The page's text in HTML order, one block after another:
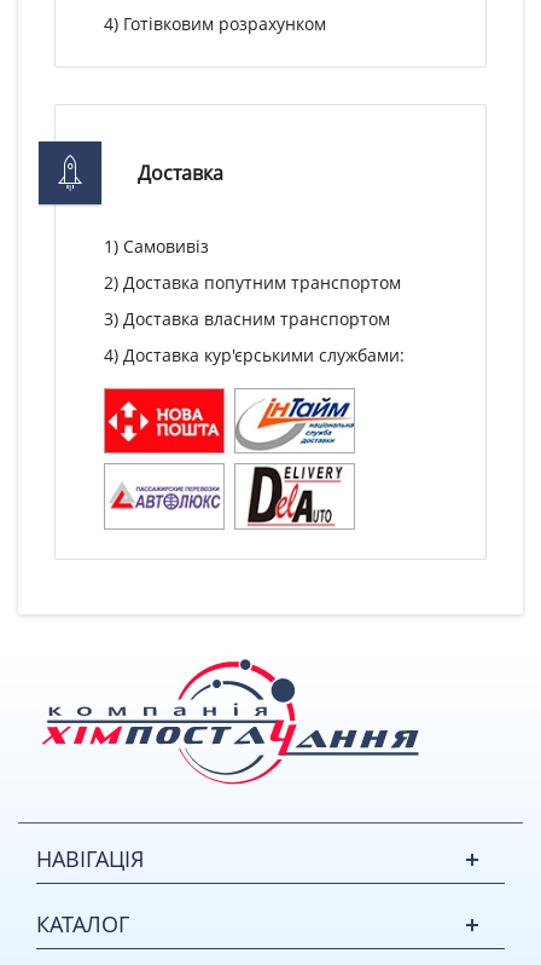
4) Готівковим розрахунком
Доставка
1) Самовивіз
2) Доставка попутним транспортом
3) Доставка власним транспортом
4) Доставка кур'єрськими службами:
НАВІГАЦІЯ
КАТАЛОГ